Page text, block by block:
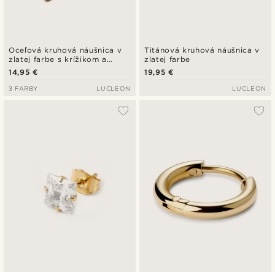
Oceľová kruhová náušnica v
zlatej farbe s krížikom a
retiazkou
14,95 €
3 FARBY LUCLEON
Titánová kruhová náušnica v
zlatej farbe
19,95 €
LUCLEON